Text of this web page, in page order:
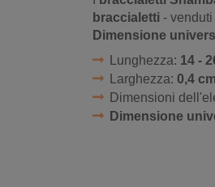
braccialetti -
Dimensione
Lunghezza: 14 -
Larghezza: 0,4 cm
Dimensioni
Dimensione